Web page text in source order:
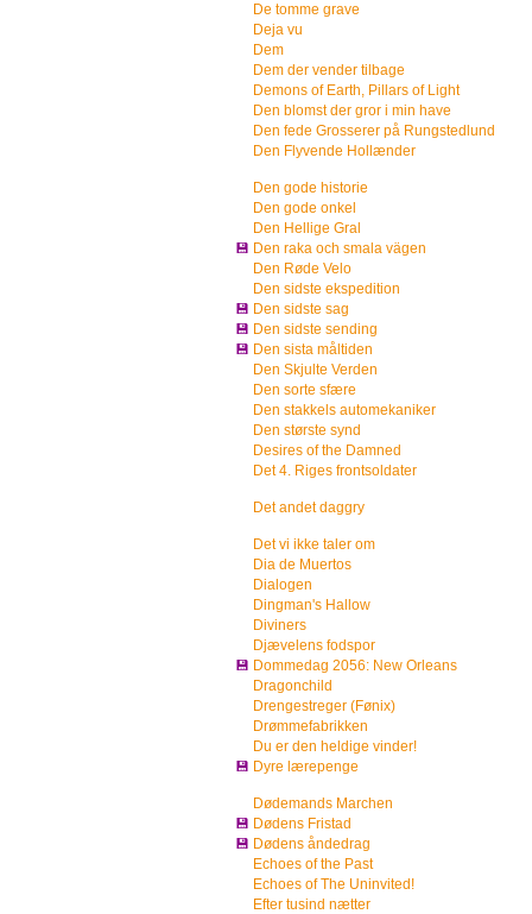
De tomme grave
Deja vu
Dem
Dem der vender tilbage
Demons of Earth, Pillars of Light
Den blomst der gror i min have
Den fede Grosserer på Rungstedlund
Den Flyvende Hollænder
Den gode historie
Den gode onkel
Den Hellige Gral
💾 Den raka och smala vägen
Den Røde Velo
Den sidste ekspedition
💾 Den sidste sag
💾 Den sidste sending
💾 Den sista måltiden
Den Skjulte Verden
Den sorte sfære
Den stakkels automekaniker
Den største synd
Desires of the Damned
Det 4. Riges frontsoldater
Det andet daggry
Det vi ikke taler om
Dia de Muertos
Dialogen
Dingman's Hallow
Diviners
Djævelens fodspor
💾 Dommedag 2056: New Orleans
Dragonchild
Drengestreger (Fønix)
Drømmefabrikken
Du er den heldige vinder!
💾 Dyre lærepenge
Dødemands Marchen
💾 Dødens Fristad
💾 Dødens åndedrag
Echoes of the Past
Echoes of The Uninvited!
Efter tusind nætter